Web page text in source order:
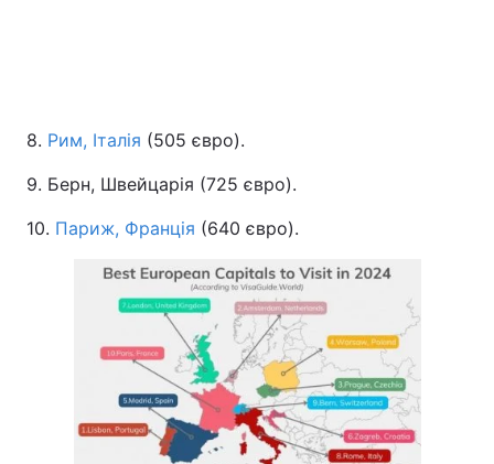
8. Рим, Італія (505 євро).
9. Берн, Швейцарія (725 євро).
10. Париж, Франція (640 євро).